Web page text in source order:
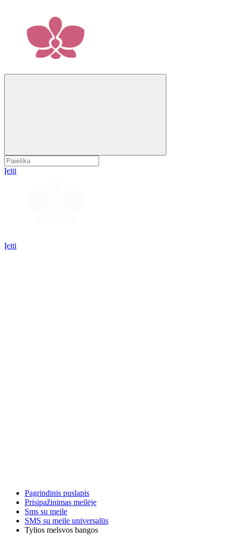
Įeiti
Įeiti
Pagrindinis puslapis
Prisipažinimas meilėje
Sms su meile
SMS su meile universalūs
Tylios melsvos bangos